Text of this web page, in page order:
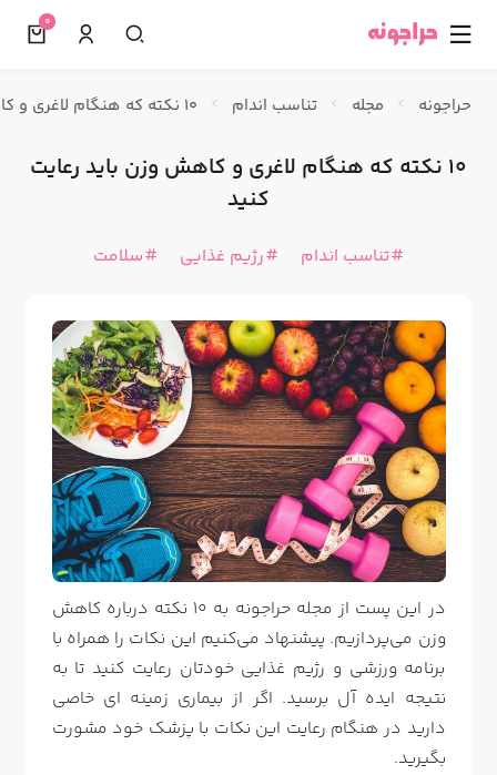
☰
0
حراجونه مجله تناسب اندام 10 نکته که هنگام لاغری و کاهش وزن باید رعایت کنید
10 نکته که هنگام لاغری و کاهش وزن باید رعایت
کنید
تناسب اندام رژیم غذایی سلامت
در این پست از مجله حراجونه
به 10 نکته درباره کاهش
وزن می‌پردازیم. پیشنهاد می‌کنیم این نکات را همراه با
برنامه ورزشی و رژیم غذایی خودتان رعایت کنید تا به
نتیجه ایده آل برسید. اگر از بیماری زمینه ای خاصی
دارید در هنگام رعایت این نکات با پزشک خود مشورت
بگیرید.